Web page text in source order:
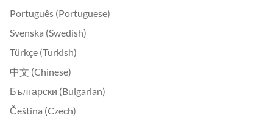
Português (Portuguese)
Svenska (Swedish)
Türkçe (Turkish)
中文 (Chinese)
Български (Bulgarian)
Čeština (Czech)